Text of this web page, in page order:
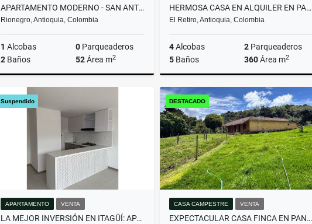
APARTAMENTO MODERNO - SAN ANTONIO DE PEREIRA
Rionegro, Antioquia, Colombia
1 Alcobas 0 Parqueaderos
2 Baños 52Área m2
HERMOSA CASA EN ALQUILER EN PARCELACIÓN CAMPESTRE EN EL RETIRO
El Retiro, Antioquia, Colombia
4Alcobas 2 Parqueaderos
5 Baños 360Área m2
Arrendamiento
$13.000.000
Suspendido
APARTAMENTO VENTA
LA MEJOR INVERSIÓN EN ITAGÜÍ: APARTAMENTO CON GRAN UBICACIÓN.
DESTACADO
CASA CAMPESTRE VENTA
EXPECTACULAR CASA FINCA EN PANTANILLO ALTO DE PALMAS